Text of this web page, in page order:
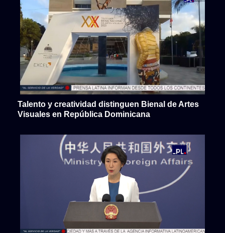
Talento y creatividad distinguen Bienal de Artes
Visuales en República Dominicana